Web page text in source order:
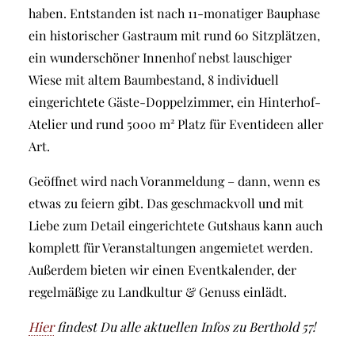
haben. Entstanden ist nach 11-monatiger Bauphase
ein historischer Gastraum mit rund 60 Sitzplätzen,
ein wunderschöner Innenhof nebst lauschiger
Wiese mit altem Baumbestand, 8 individuell
eingerichtete Gäste-Doppelzimmer, ein Hinterhof-
Atelier und rund 5000 m² Platz für Eventideen aller
Art.
Geöffnet wird nach Voranmeldung – dann, wenn es
etwas zu feiern gibt. Das geschmackvoll und mit
Liebe zum Detail eingerichtete Gutshaus kann auch
komplett für Veranstaltungen angemietet werden.
Außerdem bieten wir einen Eventkalender, der
regelmäßige zu Landkultur & Genuss einlädt.
Hierfindest Du alle aktuellen Infos zu Berthold 57!